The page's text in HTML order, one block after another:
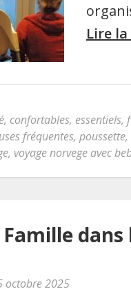
Lire
, confortables, essentiels,
fréquentes, poussette,
, voyage norvege avec
octobre 2025